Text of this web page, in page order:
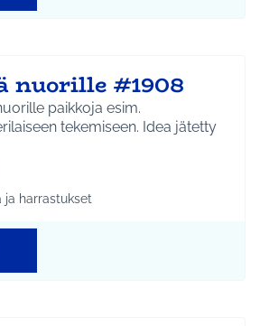
nuorille #1908
paikkoja esim.
tekemiseen. Idea jätetty
mukaan: Hyrylä
teeman mukaan: Liikunta ja
ja harrastukset